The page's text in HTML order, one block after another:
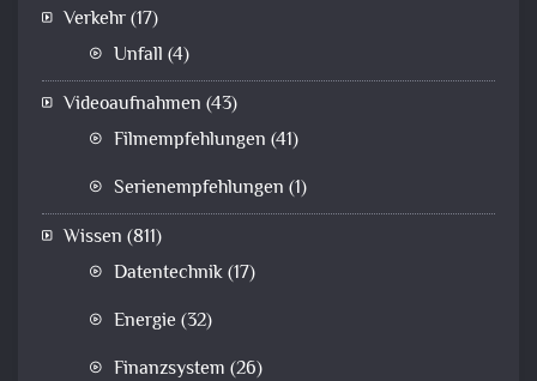
Verkehr(17)
Unfall (4)
Videoaufnahmen (43)
Filmempfehlungen (41)
Serienempfehlungen (1)
Wissen (811)
Datentechnik(17)
Energie (32)
Finanzsystem (26)